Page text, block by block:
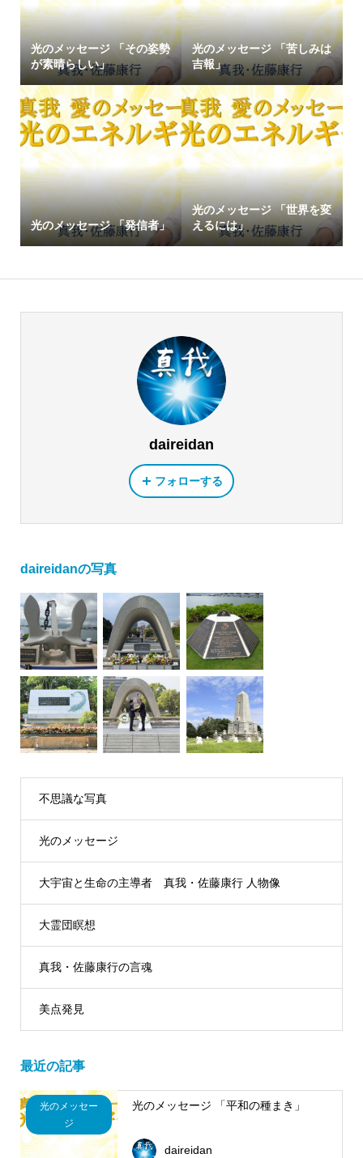
光のメッセージ 「その姿勢
が素晴らしい」
光のメッセージ 「苦しみは
吉報」
光のメッセージ 「発信者」
光のメッセージ 「世界を変
えるには」
daireidan
フォローする
daireidanの写真
不思議な写真
光のメッセージ
大宇宙と生命の主導者 真我・佐藤康行 人物像
大霊団瞑想
真我・佐藤康行の言魂
美点発見
最近の記事
光のメッセー
ジ
光のメッセージ 「平和の種まき」
daireidan